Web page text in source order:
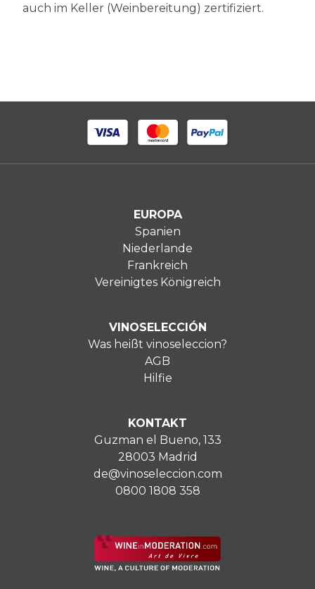
auch im Keller (Weinbereitung) zertifiziert.
EUROPA
Spanien
Niederlande
Frankreich
Vereinigtes Königreich
VINOSELECCIÓN
Was heißt vinoseleccion?
AGB
Hilfie
KONTAKT
Guzman el Bueno, 133
28003 Madrid
de@vinoseleccion.com
0800 1808 358